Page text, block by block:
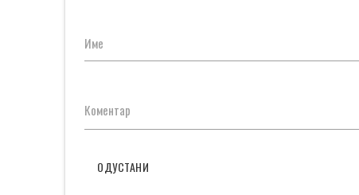
Име
Коментар
ОДУСТАНИ